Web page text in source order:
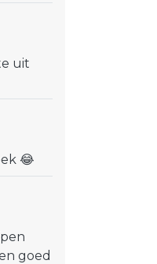
uit
😂
goed